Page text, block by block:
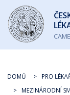
Česká
lékařská
komora
DOMŮ PRO
MEZINÁRODNÍ